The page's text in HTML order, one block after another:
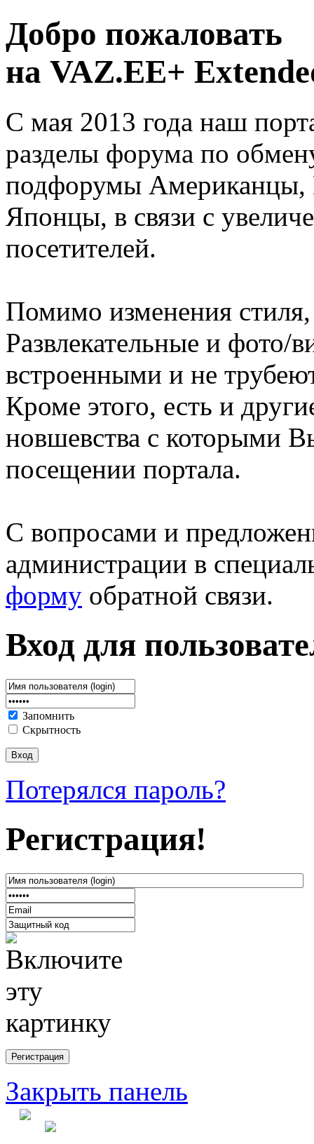
Добро пожаловать
на VAZ.EE+
С мая 2013 года наш
разделы форума по
подфорумы
Японцы, в связи с
посетителей.
Помимо изменения
Развлекательные и фото/
встроенными и не
Кроме этого, есть и
новшевства с которыми
посещении портала.
С вопросами и
администрации в
форму обратной связи.
Вход для
Запомнить
Скрытность
Потерялся пароль?
Регистрация!
Закрыть панель